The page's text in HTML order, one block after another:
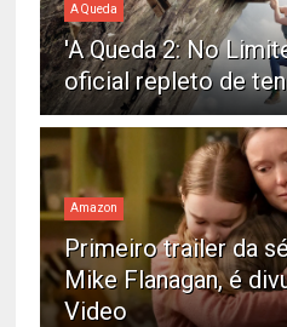
A Queda
'A Queda 2: No
oficial repleto de
Amazon
Primeiro trailer da
Mike Flanagan, é
Video